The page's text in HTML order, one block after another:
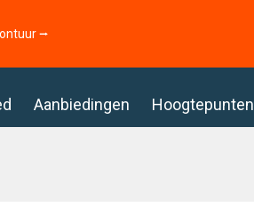
⭢
Aanbiedingen Hoogtepunten